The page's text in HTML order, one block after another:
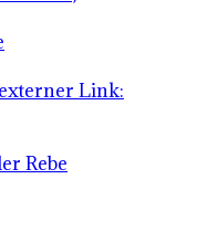
Link:
Rebe